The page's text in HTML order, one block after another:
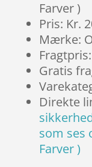
Farver )
Pris: Kr.
Mærke:
Gratis
Direkte
som ses
Farver )